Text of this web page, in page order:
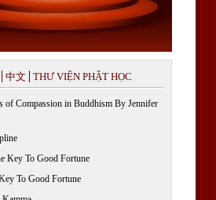
中文 THƯ VIỆN PHẬT HỌC
of Compassion in Buddhism By Jennifer
Key To Good Fortune
To Good Fortune